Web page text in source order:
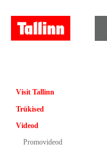
Visit Tallinn
Trükised
Videod
Promovideod